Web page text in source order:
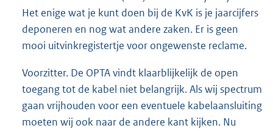
Het enige wat je kunt doen bij de KvK is je jaarcijfers
deponeren en nog wat andere zaken. Er is geen
mooi uitvinkregistertje voor ongewenste reclame.
Voorzitter. De OPTA vindt klaarblijkelijk de open
toegang tot de kabel niet belangrijk. Als wij spectrum
gaan vrijhouden voor een eventuele kabelaansluiting
moeten wij ook naar de andere kant kijken. Nu